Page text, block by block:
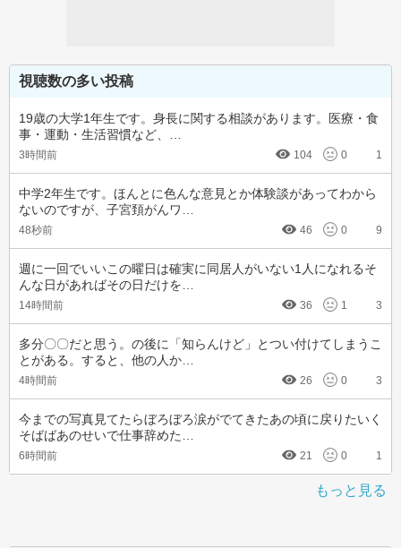
視聴数の多い投稿
19歳の大学1年生です。身長に関する相談があります。医療・食
事・運動・生活習慣など、…
3時間前 104 0 1
中学2年生です。ほんとに色んな意見とか体験談があってわから
ないのですが、子宮頚がんワ…
48秒前 46 0 9
週に一回でいいこの曜日は確実に同居人がいない1人になれるそ
んな日があればその日だけを…
14時間前 36 1 3
多分〇〇だと思う。の後に「知らんけど」とつい付けてしまうこ
とがある。すると、他の人か…
4時間前 26 0 3
今までの写真見てたらぼろぼろ涙がでてきたあの頃に戻りたいく
そばばあのせいで仕事辞めた…
6時間前 21 0 1
もっと見る